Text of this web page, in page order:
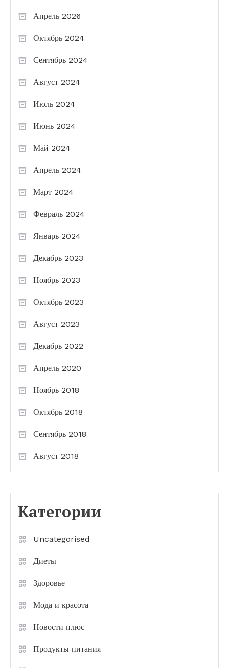
Апрель 2026
Октябрь 2024
Сентябрь 2024
Август 2024
Июль 2024
Июнь 2024
Май 2024
Апрель 2024
Март 2024
Февраль 2024
Январь 2024
Декабрь 2023
Ноябрь 2023
Октябрь 2023
Август 2023
Декабрь 2022
Апрель 2020
Ноябрь 2018
Октябрь 2018
Сентябрь 2018
Август 2018
Категории
Uncategorised
Диеты
Здоровье
Мода и красота
Новости плюс
Продукты питания